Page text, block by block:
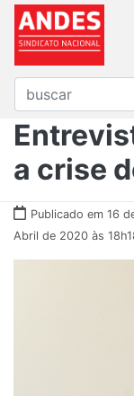
a crise
Publicado em 16
Abril de 2020 às